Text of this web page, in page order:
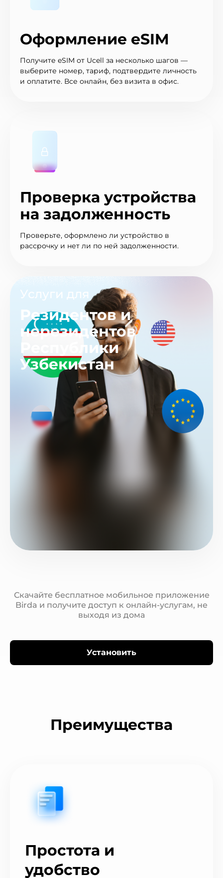
Оформление eSIM
Получите eSIM от Ucell за несколько шагов —
выберите номер, тариф, подтвердите личность
и оплатите. Все онлайн, без визита в офис.
Проверка устройства
на задолженность
Проверьте, оформлено ли устройство в
рассрочку и нет ли по ней задолженности.
Услуги для
Резидентов и
нерезидентов
Республики
Узбекистан
Скачайте бесплатное мобильное приложение
Birda и получите доступ к онлайн-услугам, не
выходя из дома
Установить
Преимущества
Простота и
удобство